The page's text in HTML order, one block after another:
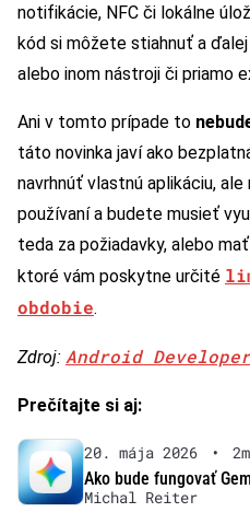
notifikácie, NFC či lokálne
kód si môžete stiahnuť a
alebo inom nástroji či priamo
Ani v tomto prípade to
táto novinka javí ako
navrhnúť vlastnú aplikáciu,
používaní a budete musieť
teda za požiadavky, alebo
ktoré vám poskytne určité
obdobie.
Zdroj: Android
Prečítajte si aj:
20. mája 2026 •
2m
Ako bude fungovať
Michal Reiter